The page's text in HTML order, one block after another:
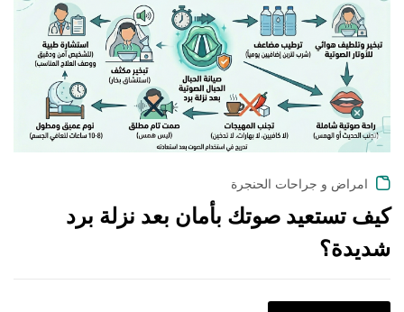
امراض و جراحات الحنجرة
كيف تستعيد صوتك بأمان بعد نزلة برد
شديدة؟